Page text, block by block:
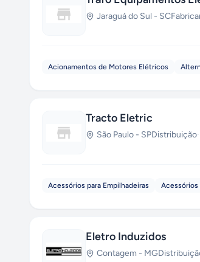
Jaraguá do Sul - SC
Acionamentos de Motores Elétricos
Tracto Eletric
São Paulo - SPDistribuição·
Acessórios para Empilhadeiras Acessórios
Eletro Induzidos
Contagem - MG